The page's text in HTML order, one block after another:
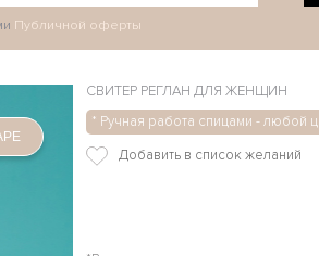
Публичной оферты
СВИТЕР РЕГЛАН ДЛЯ ЖЕНЩИН
* Ручная работа спицами - любой